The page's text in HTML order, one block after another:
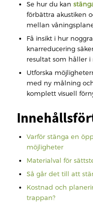
Se hur du kan
förbättra akustiken
mellan
Få insikt i hur
knarreducering
resultat som håller i
Utforska
med ny målning
komplett visuell
Varför stänga en
möjligheter
Materialval för
Så går det till att
Kostnad och
trappan?